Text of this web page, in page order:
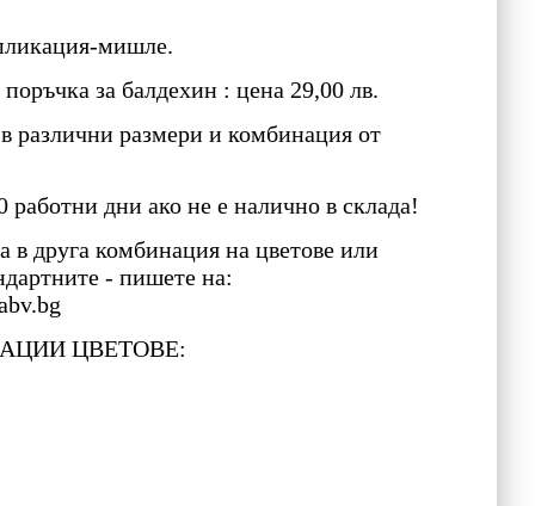
мишле.
за балдехин : цена 29,00 лв.
различни размери и комбинация от
работни дни ако не е налично в склада!
друга комбинация на цветове или
- пишете на:
ЦВЕТОВЕ: